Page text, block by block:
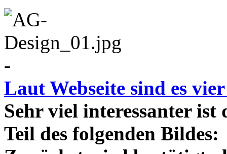
-
Laut Webseite sind es
Sehr viel interessanter
Teil des folgenden